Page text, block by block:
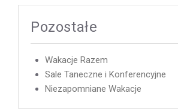
Pozostałe
Wakacje Razem
Sale Taneczne i Konferencyjne
Niezapomniane Wakacje